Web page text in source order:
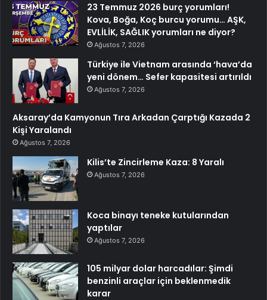
23 Temmuz 2026 burç yorumları!
Kova, Boğa, Koç burcu yorumu… AŞK,
EVLİLİK, SAĞLIK yorumları ne diyor?
Ağustos 7, 2026
Türkiye ile Vietnam arasında ‘hava’da
yeni dönem… Sefer kapasitesi artırıldı
Ağustos 7, 2026
Aksaray’da Kamyonun Tıra Arkadan Çarptığı Kazada 2
Kişi Yaralandı
Ağustos 7, 2026
Kilis’te Zincirleme Kaza: 8 Yaralı
Ağustos 7, 2026
Koca binayı teneke kutularından
yaptılar
Ağustos 7, 2026
105 milyar dolar harcadılar: Şimdi
benzinli araçlar için beklenmedik
karar